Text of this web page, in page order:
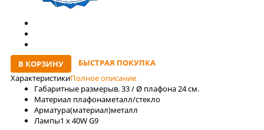
В КОРЗИНУ
БЫСТРАЯ ПОКУПКА
ХарактеристикиПолное описание
Габаритные размерыв. 33 / Ø плафона 24 см.
Материал плафонаметалл/стекло
Арматура(материал)металл
Лaмпы1 x 40W G9